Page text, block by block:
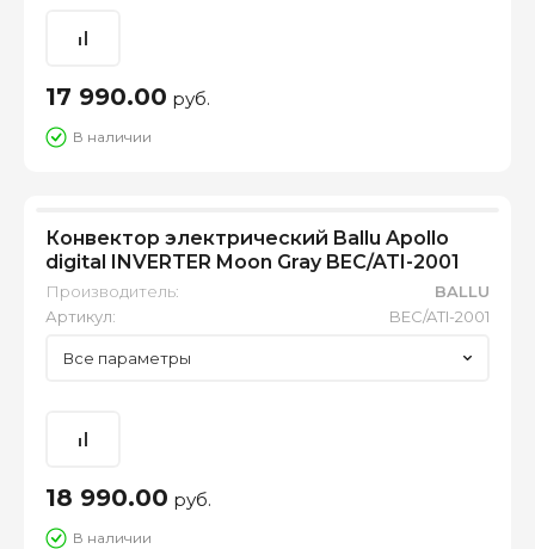
17 990.00 руб.
В наличии
Конвектор электрический Ballu Apollo
digital INVERTER Moon Gray BEC/ATI-2001
Производитель:
BALLU
Артикул:
BEC/ATI-2001
Все параметры
18 990.00 руб.
В наличии